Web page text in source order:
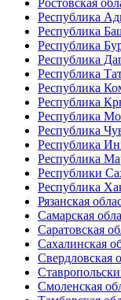
Ростовская
Республика
Республика
Республика
Республика
Республика
Республика
Республика
Республика
Республика
Республика
Республика
Республики
Республика
Рязанская
Самарская
Саратовская
Сахалинская
Свердловская
Смоленская